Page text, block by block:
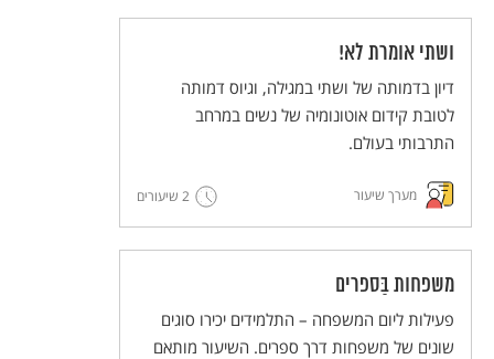
ושתי אומרת לא!
דיון בדמותה של ושתי במגילה, וגיוס דמותה
לטובת קידום אוטונומיה של נשים במרחב
התרבותי בעולם.
מערך שיעור 2 שיעורים
משפחות בַּספרים
פעילות ליום המשפחה – התלמידים יכירו סוגים
שונים של משפחות דרך ספרים. השיעור מותאם